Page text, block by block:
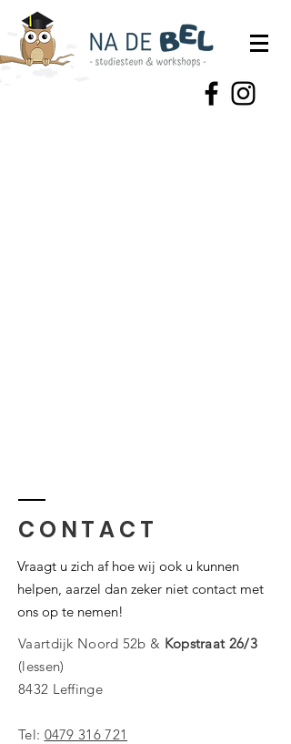
CONTACT
Vraagt u zich af hoe wij ook u kunnen
helpen, aarzel dan zeker niet contact met
ons op te nemen!
Vaartdijk Noord 52b & Kopstraat 26/3
(lessen)
8432 Leffinge
Tel: 0479 316 721